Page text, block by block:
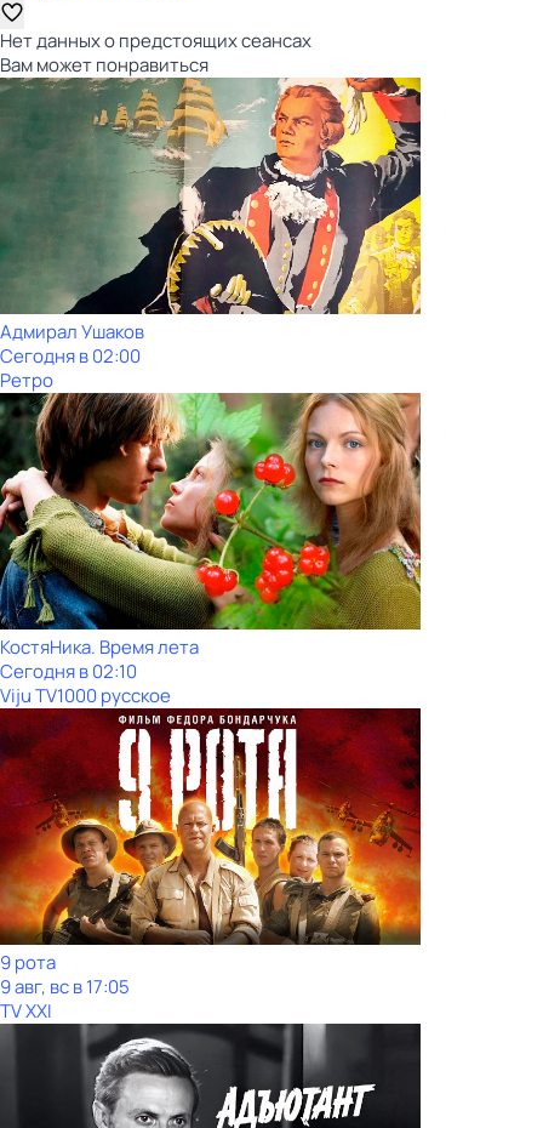
Нет данных о предстоящих сеансах
Вам может понравиться
Адмирал Ушаков
Сегодня в 02:00
Ретро
КостяНика. Время лета
Сегодня в 02:10
Viju TV1000 русское
9 рота
9 авг, вс в 17:05
TV XXI